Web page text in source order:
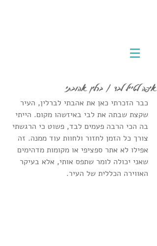
איפה לטייל לבד / ברלין אהובתי
כבר הזכרתי כאן את אהבתי לברלין, העיר
שקצת שבתה את לבי באיזשהו מקום. הייתי
בה הכי הרבה פעמים לבד, פשוט כי הרגשתי
צורך כל הזמן לחזור ולחוות עוד ממנה. זה
אפילו לא אתר ספציפי או מקומות מדהימים
שאני יכולה לומר שתפס אותי, אלא בעיקר
האווירה הכללית של העיר.